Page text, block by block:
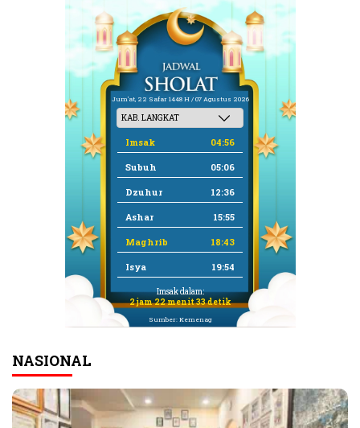
Jum'at, 22 Safar 1448 H / 07 Agustus 2026
Imsak 04:56
Subuh 05:06
Dzuhur 12:36
Ashar 15:55
Maghrib 18:43
Isya 19:54
Imsak dalam:
2 jam 22 menit 33 detik
Sumber: Kemenag
NASIONAL